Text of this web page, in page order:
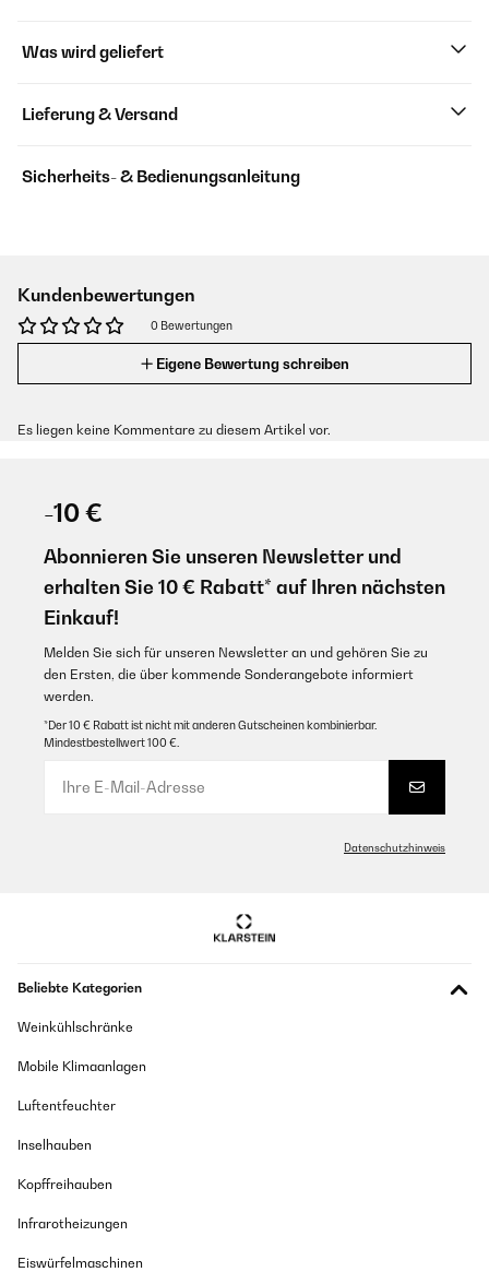
Was wird geliefert
Lieferung & Versand
Sicherheits- & Bedienungsanleitung
Kundenbewertungen
0 Bewertungen
Eigene Bewertung schreiben
Es liegen keine Kommentare zu diesem Artikel vor.
-10 €
Abonnieren Sie unseren Newsletter und
erhalten Sie 10 € Rabatt* auf Ihren nächsten
Einkauf!
Melden Sie sich für unseren Newsletter an und gehören Sie zu
den Ersten, die über kommende Sonderangebote informiert
werden.
*Der 10 € Rabatt ist nicht mit anderen Gutscheinen kombinierbar.
Mindestbestellwert 100 €.
Datenschutzhinweis
Beliebte Kategorien
Weinkühlschränke
Mobile Klimaanlagen
Luftentfeuchter
Inselhauben
Kopffreihauben
Infrarotheizungen
Eiswürfelmaschinen